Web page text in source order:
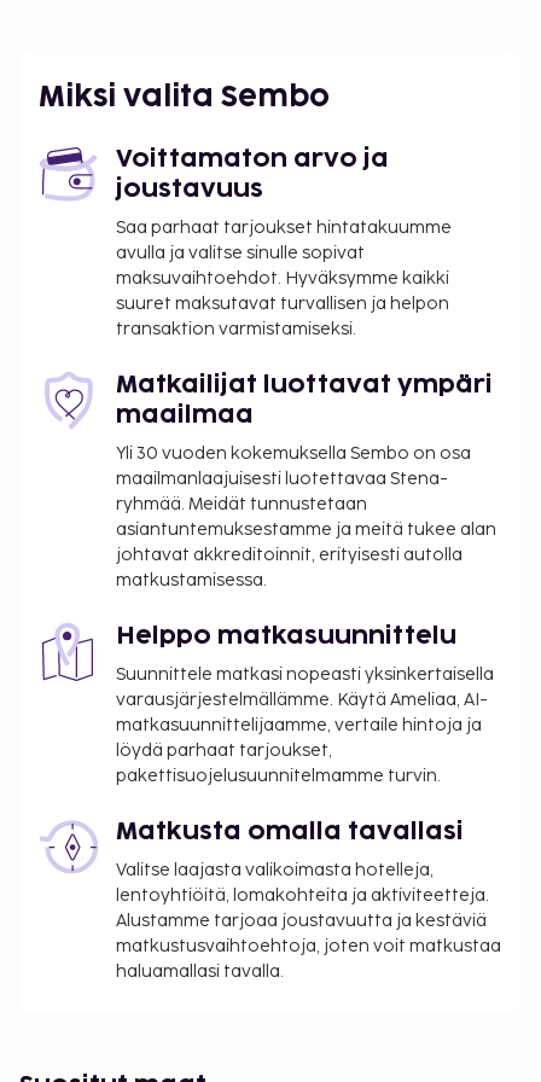
/ 2,5 mi
Cévennes) - 56,2 km / 34,9 mi
Käytössäsi on business center, express-
uloskirjautuminen ja kielitaitoinen henkilökunta.
Tämä hotelli tarjoaa asiakkailleen 40 neliömetriä
kokoustiloja, joihin kuuluu konferenssitila ja
kokoushuone. Palveluihin kuuluu ilmainen
Tämän art deco -tyylisen hotellin palveluihin kuuluu
myös ilmainen langaton internetyhteys, concierge-
palvelut ja yhteinen olohuone. Tämä hotelli tarjoaa
asiakkailleen ravintolan ja kahvila. Palveluihin kuuluu
myös baari/aulabaari ja uima-allasbaari, joissa voit
rentoutua raikkaan juoman parissa. Maksullinen
mannermainen aamiainen tarjotaan päivittäin klo
7.00–10.00. Tämän majoituspaikan virallisen
kehitysjärjestö ATOUT. Seuraavat tilat on suljettu
maanantaisin, tiistaisin, perjantaisin, lauantaisin ja
sunnuntaisin:
Ruokailupaikka/-paikat
Majoituspaikka veloittaa seuraavat paikan päällä
sovellettavat verot:
Kaupungin perimä vero: 1.44 EUR per henkilö
per yö. Tätä veroa ei peritä alle 18 vuotta
vanhoilta lapsilta.
Tässä on mainittu kaikki majoituspaikan meille
Miksi valita Sembo
Voittamaton arvo ja
joustavuus
Saa parhaat tarjoukset hintatakuumme
avulla ja valitse sinulle sopivat
maksuvaihtoehdot. Hyväksymme kaikki
suuret maksutavat turvallisen ja helpon
transaktion varmistamiseksi.
Matkailijat luottavat ympäri
maailmaa
Yli 30 vuoden kokemuksella Sembo on osa
maailmanlaajuisesti luotettavaa Stena-
ryhmää. Meidät tunnustetaan
asiantuntemuksestamme ja meitä tukee alan
johtavat akkreditoinnit, erityisesti autolla
matkustamisessa.
Helppo matkasuunnittelu
Suunnittele matkasi nopeasti yksinkertaisella
varausjärjestelmällämme. Käytä Ameliaa, AI-
matkasuunnittelijaamme, vertaile hintoja ja
löydä parhaat tarjoukset,
pakettisuojelusuunnitelmamme turvin.
Matkusta omalla tavallasi
Valitse laajasta valikoimasta hotelleja,
lentoyhtiöitä, lomakohteita ja aktiviteetteja.
Alustamme tarjoaa joustavuutta ja kestäviä
matkustusvaihtoehtoja, joten voit matkustaa
haluamallasi tavalla.